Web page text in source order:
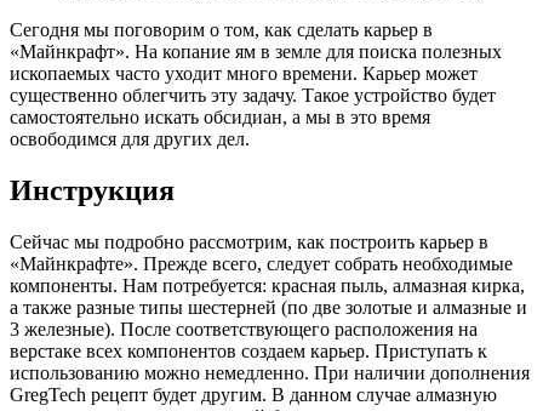
Сегодня мы поговорим о том, как сделать карьер в
«Майнкрафт». На копание ям в земле для поиска полезных
ископаемых часто уходит много времени. Карьер может
существенно облегчить эту задачу. Такое устройство будет
самостоятельно искать обсидиан, а мы в это время
освободимся для других дел.
Инструкция
Сейчас мы подробно рассмотрим, как построить карьер в
«Майнкрафте». Прежде всего, следует собрать необходимые
компоненты. Нам потребуется: красная пыль, алмазная кирка,
а также разные типы шестерней (по две золотые и алмазные и
3 железные). После соответствующего расположения на
верстаке всех компонентов создаем карьер. Приступать к
использованию можно немедленно. При наличии дополнения
GregTech рецепт будет другим. В данном случае алмазную